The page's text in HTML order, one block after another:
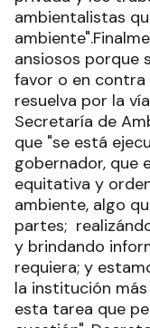
ambientalistas
ansiosos porque
favor o en contra
resuelva por la
Secretaría de
que "se está
gobernador, que
equitativa y
ambiente, algo
partes;
y brindando
requiera; y
la institución
esta tarea que